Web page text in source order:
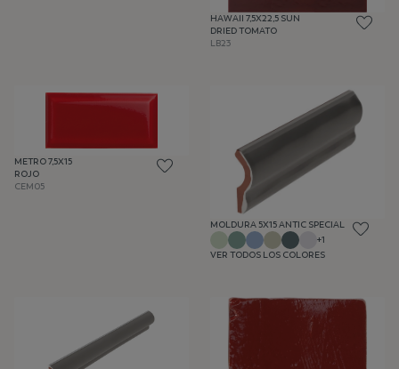
HAWAII 7,5X22,5 SUN
DRIED TOMATO
LB23
METRO 7,5X15
ROJO
CEM05
MOLDURA 5X15 ANTIC SPECIAL
+1
VER TODOS LOS COLORES